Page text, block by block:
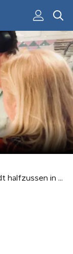
Terugblik: Amy Ton vindt halfzussen in Amerika